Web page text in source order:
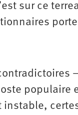
sur ce
populaire